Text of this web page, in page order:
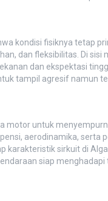
kondisi fisiknya tetap
dan fleksibilitas. Di sisi
dan ekspektasi
tampil agresif namun
motor untuk
aerodinamika, serta
sirkuit di
siap menghadapi